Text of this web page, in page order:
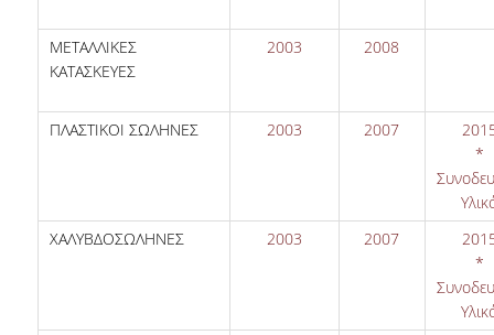
ΜΕΤΑΛΛΙΚΕΣ
ΚΑΤΑΣΚΕΥΕΣ
2003 2008
ΠΛΑΣΤΙΚΟΙ ΣΩΛΗΝΕΣ 2003 2007
*
ΧΑΛΥΒΔΟΣΩΛΗΝΕΣ
2003 2007
*